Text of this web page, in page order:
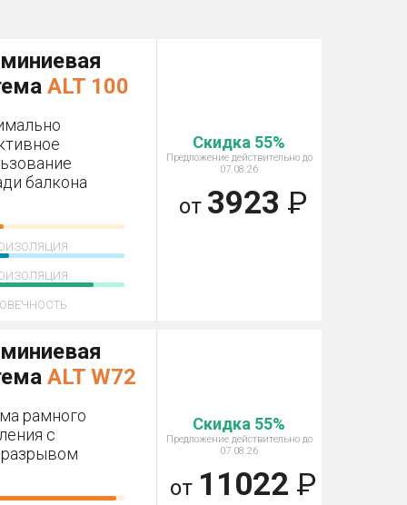
ALT 100
балкона
Скидка 55%
Предложение действительно до
07.08.26
от 3923 Р
ALT W72
рамного
с
Скидка 55%
Предложение действительно до
07.08.26
от 11022 Р